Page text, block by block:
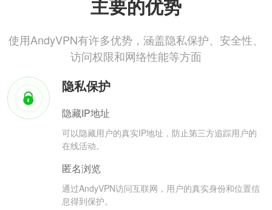
主要的优势
使用AndyVPN有许多优势，涵盖隐私保护、安全性、
访问权限和网络性能等方面
隐私保护
隐藏IP地址
可以隐藏用户的真实IP地址，防止第三方追踪用户的
在线活动。
匿名浏览
通过AndyVPN访问互联网，用户的真实身份和位置信
息得到保护。